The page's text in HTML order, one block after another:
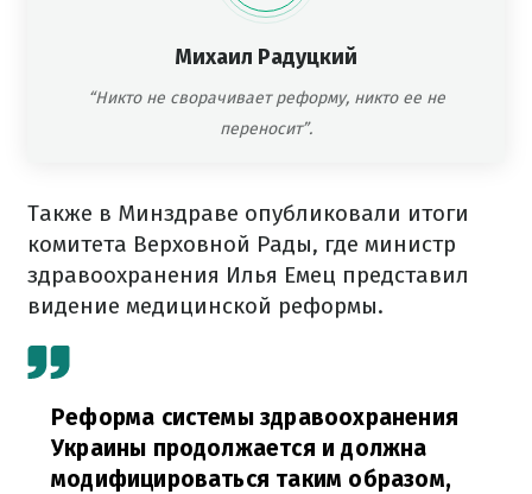
Михаил Радуцкий
“Никто не сворачивает реформу, никто ее не
переносит”.
Также в Минздраве опубликовали итоги
комитета Верховной Рады, где министр
здравоохранения Илья Емец представил
видение медицинской реформы.
Реформа системы здравоохранения
Украины продолжается и должна
модифицироваться таким образом,